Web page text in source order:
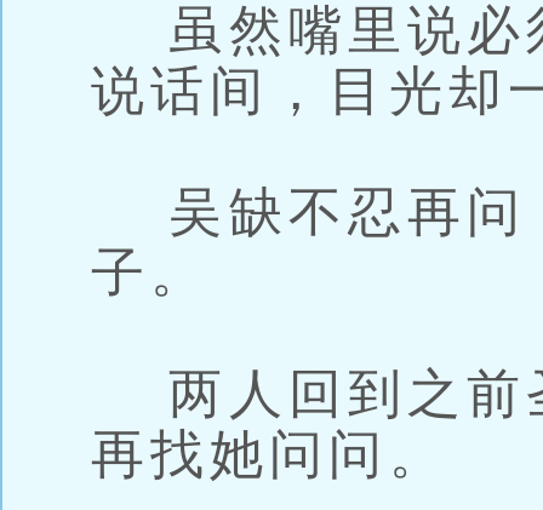
虽然嘴里说必
说话间，目光却
吴缺不忍再问
子。
两人回到之前
再找她问问。